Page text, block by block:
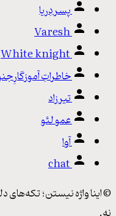
پسر دِریا
Varesh
White knight
خاطراتِ آموزگارِ
تیرزاد
عمو لئو
آوا
chat
© اینا واژه‌ نیستن؛